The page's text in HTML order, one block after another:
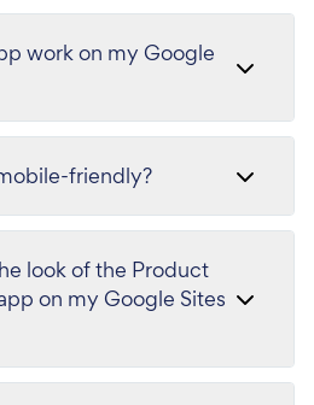
work on my Google
friendly?
look of the Product
on my Google Sites